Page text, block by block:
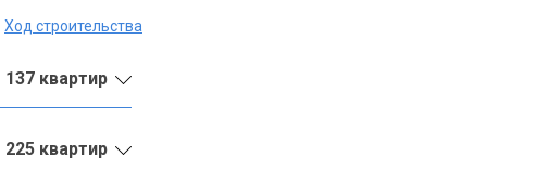
Ход строительства
137 квартир
225 квартир